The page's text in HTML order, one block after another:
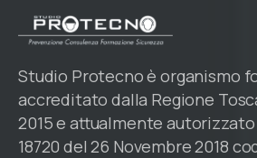
Studio Protecno è organismo
accreditato dalla Regione
2015 e attualmente
18720 del 26 Novembre 2018